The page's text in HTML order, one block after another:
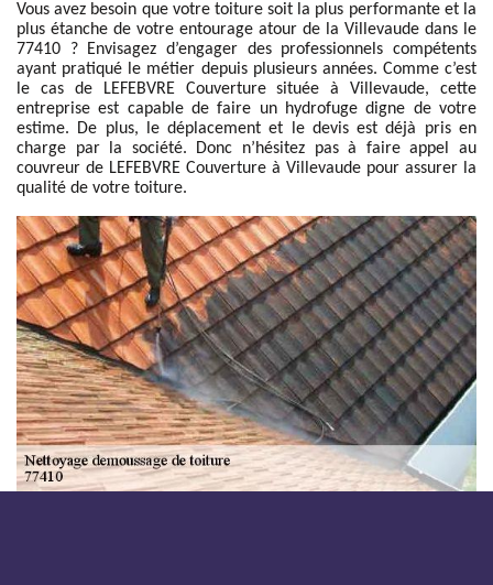
Vous avez besoin que votre toiture soit la plus performante et la
plus étanche de votre entourage atour de la Villevaude dans le
77410 ? Envisagez d’engager des professionnels compétents
ayant pratiqué le métier depuis plusieurs années. Comme c’est
le cas de LEFEBVRE Couverture située à Villevaude, cette
entreprise est capable de faire un hydrofuge digne de votre
estime. De plus, le déplacement et le devis est déjà pris en
charge par la société. Donc n’hésitez pas à faire appel au
couvreur de LEFEBVRE Couverture à Villevaude pour assurer la
qualité de votre toiture.